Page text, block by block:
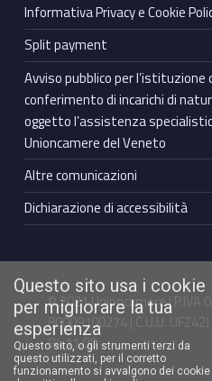
Informativa Privacy e Cookie
Split payment
Avviso pubblico per l’istituzione
conferimento di incarichi di
oggetto l’assistenza
Unioncamere del Veneto
Altre comunicazioni
Dichiarazione di accessibilità
© 2021 Unioncamere | P.IVA
80009100274 | C.U.U.
94.11.00
Questo sito usa i cookie
per migliorare la tua
esperienza
Questo sito, o gli strumenti terzi da
questo utilizzati, per il corretto
funzionamento si avvalgono dei cookie